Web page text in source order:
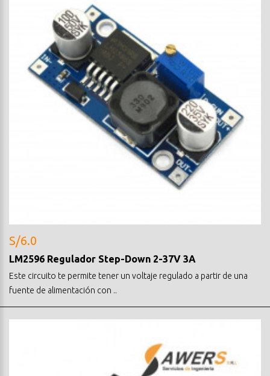
S/6.0
LM2596 Regulador Step-Down 2-37V 3A
Este circuito te permite tener un voltaje regulado a partir de una
fuente de alimentación con ..